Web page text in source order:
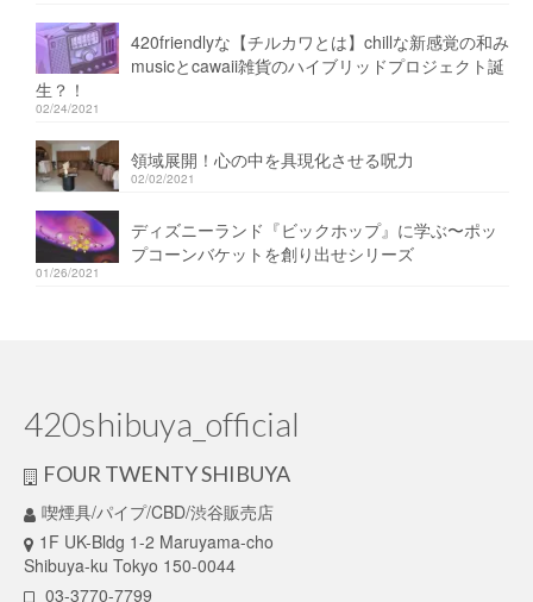
420friendlyな【チルカワとは】chillな新感覚の和み
musicとcawaii雑貨のハイブリッドプロジェクト誕
生？！
02/24/2021
領域展開！心の中を具現化させる呪力
02/02/2021
ディズニーランド『ビックホップ』に学ぶ〜ポッ
プコーンバケットを創り出せシリーズ
01/26/2021
420shibuya_official
FOUR TWENTY SHIBUYA
喫煙具/パイプ/CBD/渋谷販売店
1F UK-Bldg 1-2 Maruyama-cho
Shibuya-ku Tokyo 150-0044
03-3770-7799